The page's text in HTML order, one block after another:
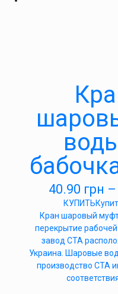
40.90 грн –
КУПИТЬ
Кран шаровый
перекрытие
завод СТА
Украина. Шаровые
производство СТА